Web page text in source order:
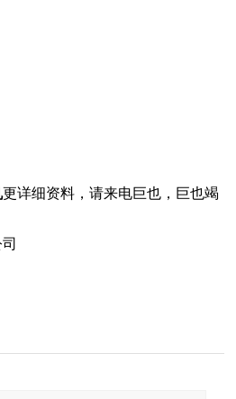
更详细资料，请来电巨也，巨也竭